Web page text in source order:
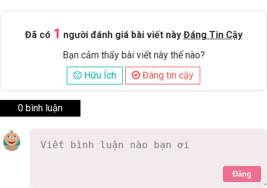
Đã có 1 người đánh giá bài viết này Đáng Tin Cậy
Bạn cảm thấy bài viết này thế nào?
Hữu Ích
Đáng tin cậy
0 bình luận
Đăng